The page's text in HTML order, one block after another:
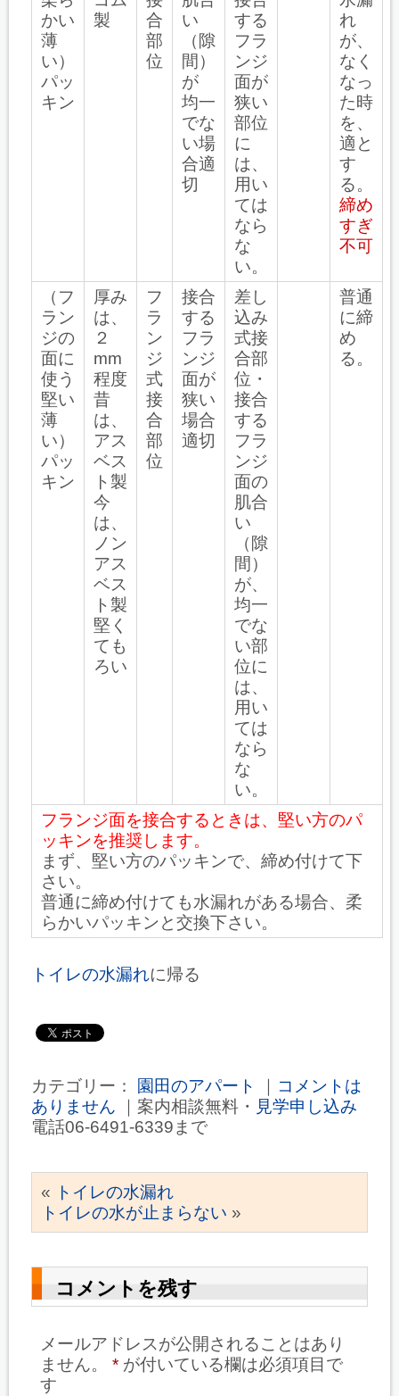
かい
薄
い）
パッ
キン
製
合
部
位
い
（隙
間）
が
均一
でな
い場
合適
切
する
フラ
ンジ
面が
狭い
部位
に
は、
用い
ては
なら
な
い。
れ
が、
なく
なっ
た時
を、
適と
す
る。
締め
すぎ
不可
（フ
ラン
ジの
面に
使う
堅い
薄
い）
パッ
キン
厚み
は、
２
mm
程度
昔
は、
アス
ベス
ト製
今
は、
ノン
アス
ベス
ト製
堅く
ても
ろい
フ
ラ
ン
ジ
式
接
合
部
位
接合
する
フラ
ンジ
面が
狭い
場合
適切
差し
込み
式接
合部
位・
接合
する
フラ
ンジ
面の
肌合
い
（隙
間）
が、
均一
でな
い部
位に
は、
用い
ては
なら
な
い。
普通
に締
め
る。
フランジ面を接合するときは、堅い方のパ
ッキンを推奨します。
まず、堅い方のパッキンで、締め付けて下
さい。
普通に締め付けても水漏れがある場合、柔
らかいパッキンと交換下さい。
トイレの水漏れに帰る
カテゴリー： 園田のアパート
コメントは
ありません ｜案内相談無料・ 見学申し込み
電話06-6491-6339まで
«
トイレの水漏れ
トイレの水が止まらない »
コメントを残す
メールアドレスが公開されることはあり
ません。
* が付いている欄は必須項目で
す